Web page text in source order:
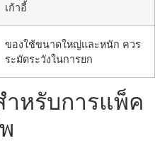
เก้าอี้
ของใช้ขนาดใหญ่และหนัก ควร
ระมัดระวังในการยก
ำหรับการแพ็ค